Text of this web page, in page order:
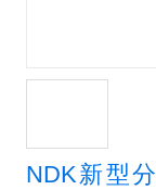
NDK新型